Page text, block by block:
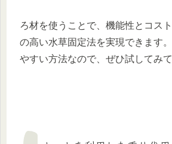
ろ材を使うことで、機能性とコス
の高い水草固定法を実現できます
やすい方法なので、ぜひ試してみて